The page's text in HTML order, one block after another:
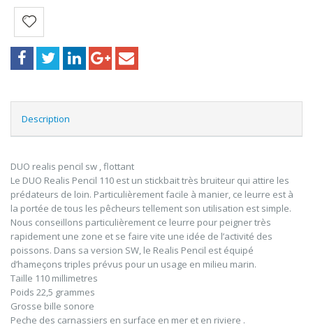
Description
DUO realis pencil sw , flottant
Le DUO Realis Pencil 110 est un stickbait très bruiteur qui attire les
prédateurs de loin. Particulièrement facile à manier, ce leurre est à
la portée de tous les pêcheurs tellement son utilisation est simple.
Nous conseillons particulièrement ce leurre pour peigner très
rapidement une zone et se faire vite une idée de l’activité des
poissons. Dans sa version SW, le Realis Pencil est équipé
d’hameçons triples prévus pour un usage en milieu marin.
Taille 110 millimetres
Poids 22,5 grammes
Grosse bille sonore
Peche des carnassiers en surface en mer et en riviere .